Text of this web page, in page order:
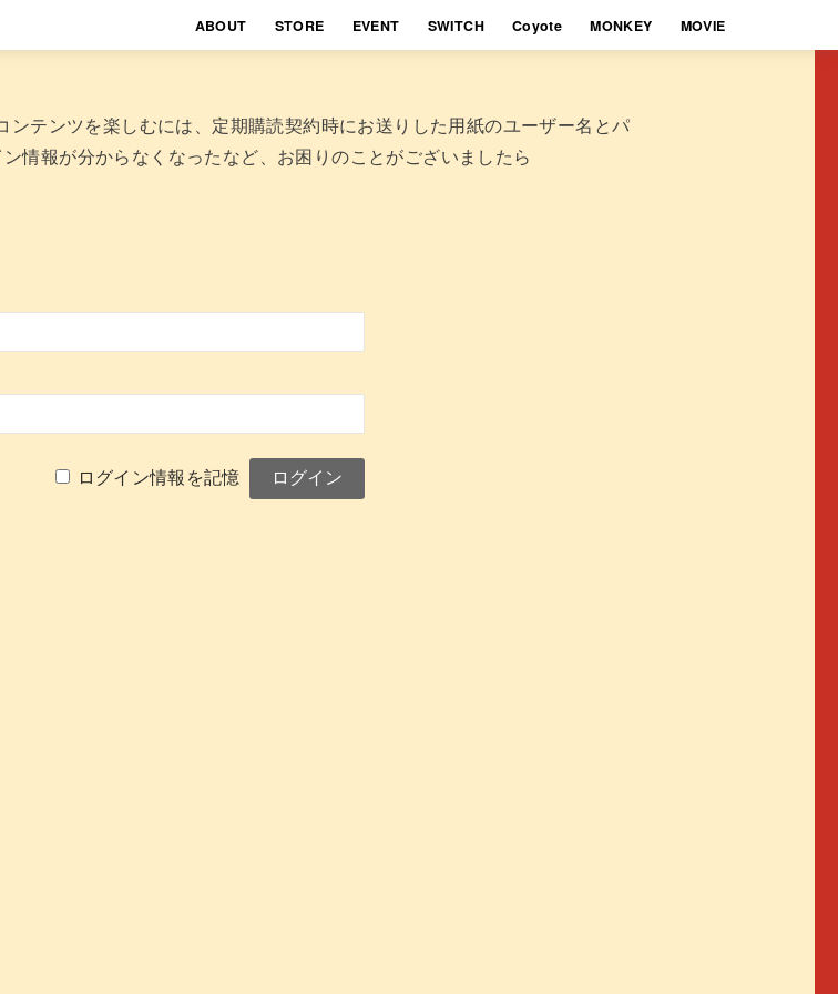
ABOUT STORE EVENT SWITCH Coyote MONKEY MOVIE
テンツを楽しむには、定期購読契約時にお送りした用紙のユーザー名とパ
情報が分からなくなったなど、お困りのことがございましたら
ログイン情報を記憶